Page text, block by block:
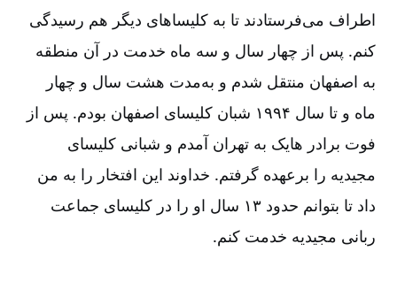
اطراف می‌‌فرستادند تا به کلیساهای دیگر هم رسیدگی
کنم. پس از چهار سال و سه ماه خدمت در آن منطقه
به اصفهان منتقل شدم و به‌‌مدت هشت سال و چهار
ماه و تا سال ۱۹۹۴ شبان کلیسای اصفهان بودم. پس از
فوت برادر هایک به تهران آمدم و شبانی کلیسای
مجیدیه را برعهده گرفتم. خداوند این افتخار را به من
داد تا بتوانم حدود ۱۳ سال او را در کلیسای جماعت
ربانی مجیدیه خدمت کنم.